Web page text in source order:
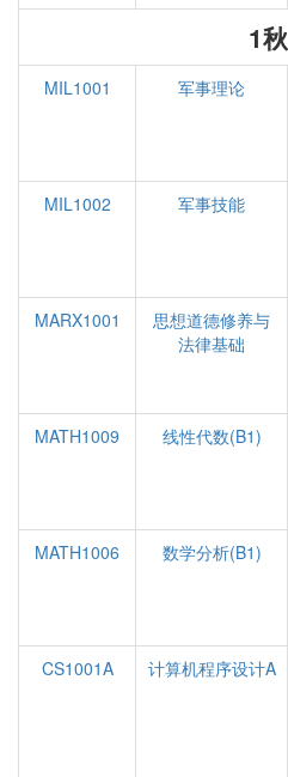
1秋
MIL1001 军事理论
MIL1002
军事技能
MARX1001
思想道德修养与
法律基础
MATH1009
线性代数(B1)
MATH1006
数学分析(B1)
CS1001A
计算机程序设计A